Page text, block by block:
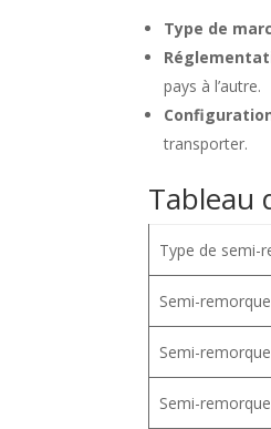
Type de
pays à l’autre.
transporter.
Tableau
Type de semi-
Semi-
Semi-
Semi-